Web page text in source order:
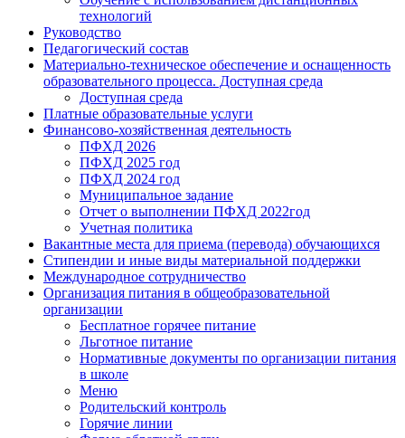
технологий
Руководство
Педагогический состав
Материально-техническое обеспечение и оснащенность
образовательного процесса. Доступная среда
Доступная среда
Платные образовательные услуги
Финансово-хозяйственная деятельность
ПФХД 2026
ПФХД 2025 год
ПФХД 2024 год
Муниципальное задание
Отчет о выполнении ПФХД 2022год
Учетная политика
Вакантные места для приема (перевода) обучающихся
Стипендии и иные виды материальной поддержки
Международное сотрудничество
Организация питания в общеобразовательной
организации
Бесплатное горячее питание
Льготное питание
Нормативные документы по организации питания
в школе
Меню
Родительский контроль
Горячие линии